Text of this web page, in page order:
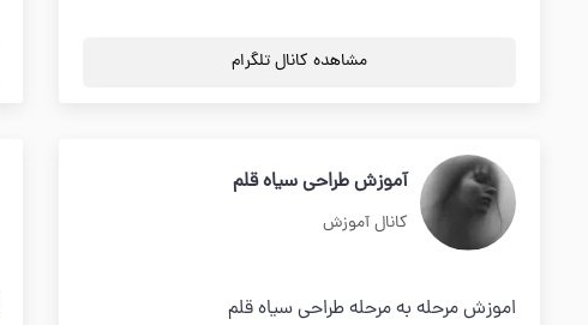
مشاهده کانال تلگرام
آموزش طراحی سیاه قلم
کانال آموزش
اموزش مرحله به مرحله طراحی سیاه قلم